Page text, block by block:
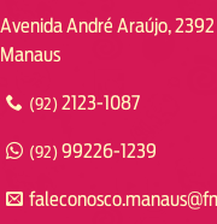
Avenida André Araújo,
Manaus
(92) 2123-1087
(92) 99226-1239